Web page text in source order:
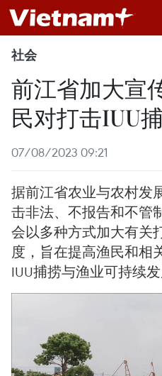
社会
前江省加大宣
民对打击IUU
07/08/2023 09:21
据前江省农业与农村发
击非法、不报告和不管
会以多种方式加大有关
度，旨在提高渔民和相
IUU捕捞与渔业可持续